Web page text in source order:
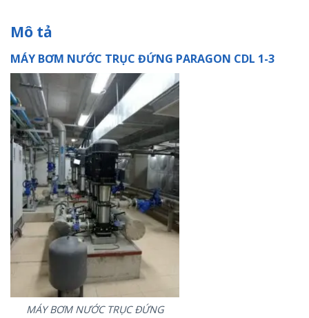
Mô tả
MÁY BƠM NƯỚC TRỤC ĐỨNG PARAGON CDL 1-3
MÁY BƠM NƯỚC TRỤC ĐỨNG